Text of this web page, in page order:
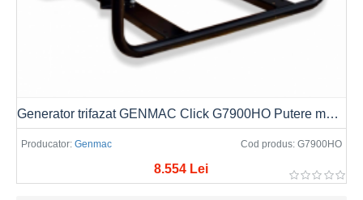
Producator: Genmac Cod produs: G7900HO
Generator trifazat GENMAC Click G7900HO Putere max. 8.0kVA/6.4kW, AVR
8.554 Lei